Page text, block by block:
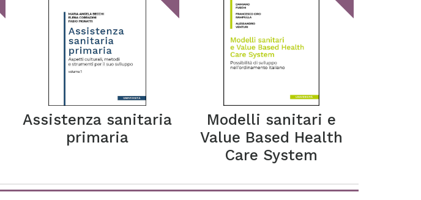
Assistenza sanitaria
primaria
Modelli sanitari e
Value Based Health
Care System